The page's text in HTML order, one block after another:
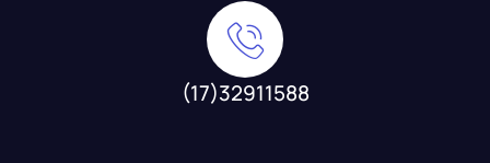
(17)32911588